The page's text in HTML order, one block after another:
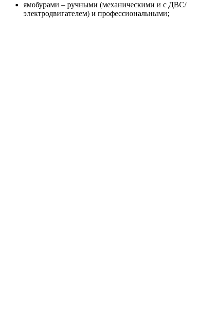
ямобурами – ручными (механическими и с ДВС/
электродвигателем) и профессиональными;